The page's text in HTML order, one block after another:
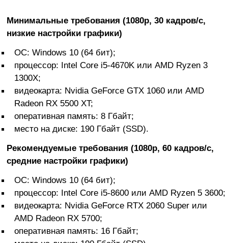
Минимальные требования (1080p, 30 кадров/с,
низкие настройки графики)
ОС: Windows 10 (64 бит);
процессор: Intel Core i5-4670K или AMD Ryzen 3
1300X;
видеокарта: Nvidia GeForce GTX 1060 или AMD
Radeon RX 5500 XT;
оперативная память: 8 Гбайт;
место на диске: 190 Гбайт (SSD).
Рекомендуемые требования (1080p, 60 кадров/с,
средние настройки графики)
ОС: Windows 10 (64 бит);
процессор: Intel Core i5-8600 или AMD Ryzen 5 3600;
видеокарта: Nvidia GeForce RTX 2060 Super или
AMD Radeon RX 5700;
оперативная память: 16 Гбайт;